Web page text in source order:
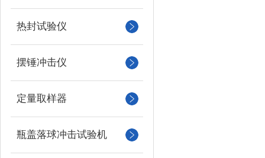
热封试验仪
摆锤冲击仪
定量取样器
瓶盖落球冲击试验机